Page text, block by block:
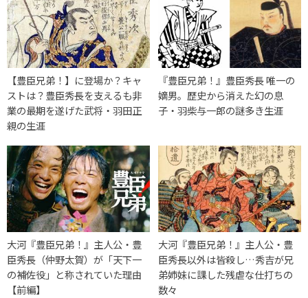
【豊臣兄弟！】に登場か？キャ
ストは？豊臣秀長を支えるも非
業の最期を遂げた武将・羽田正
親の生涯
『豊臣兄弟！』豊臣秀長 唯一の
嫡男。歴史から消えた幻の息
子・羽柴与一郎の謎多き生涯
大河『豊臣兄弟！』主人公・豊
臣秀長（仲野太賀）が「天下一
の補佐役」と称されていた理由
【前編】
大河『豊臣兄弟！』主人公・豊
臣秀長以外は皆殺し…秀吉が兄
弟姉妹に課した残虐な仕打ちの
数々